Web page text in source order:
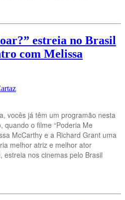
estreia no Brasil
com Melissa
vocês já têm um programão nesta
quando o filme “Poderia Me
McCarthy e a Richard Grant uma
melhor atriz e melhor ator
estreia nos cinemas pelo Brasil